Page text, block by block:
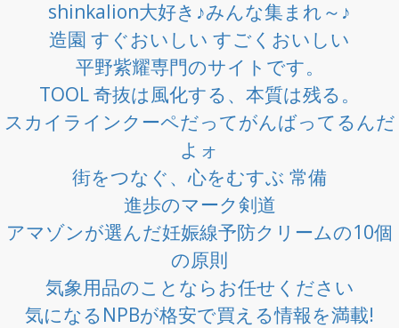
shinkalion大好き♪みんな集まれ～♪
造園 すぐおいしい すごくおいしい
平野紫耀専門のサイトです。
TOOL 奇抜は風化する、本質は残る。
スカイラインクーペだってがんばってるんだ
よォ
街をつなぐ、心をむすぶ 常備
進歩のマーク剣道
アマゾンが選んだ妊娠線予防クリームの10個
の原則
気象用品のことならお任せください
気になるNPBが格安で買える情報を満載!